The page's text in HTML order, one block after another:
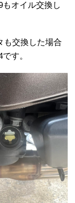
オイル交換し
も交換した場合
す。